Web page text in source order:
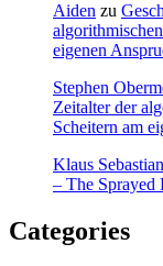
Aiden zu
eigenen
Stephen
Zeitalter der
Scheitern am
Klaus Sebastian
– The Sprayed
Categories